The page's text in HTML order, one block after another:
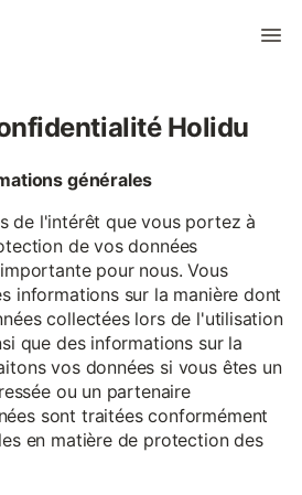
Holidu
générales
de l'intérêt que vous portez à
de vos données
pour nous. Vous
informations sur la manière dont
collectées lors de l'utilisation
que des informations sur la
vos données si vous êtes un
ou un partenaire
sont traitées conformément
en matière de protection des